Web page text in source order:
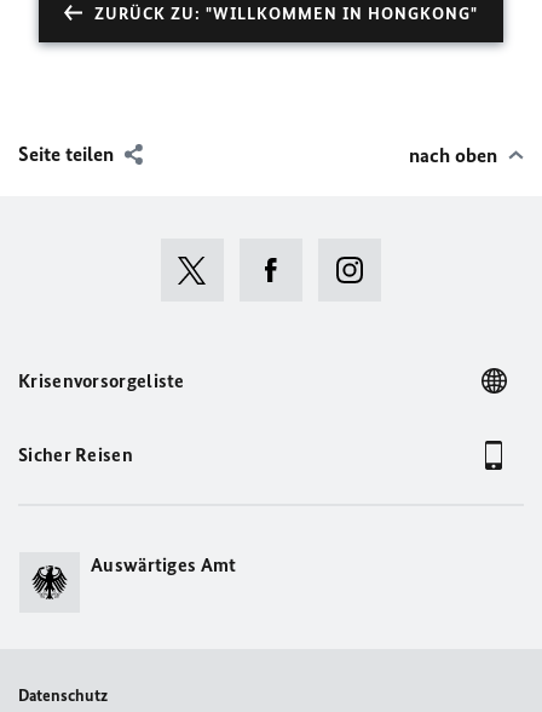
ZURÜCK ZU: "WILLKOMMEN IN HONGKONG"
Seite teilen nach oben
Krisenvorsorgeliste
Sicher Reisen
Auswärtiges Amt
Datenschutz